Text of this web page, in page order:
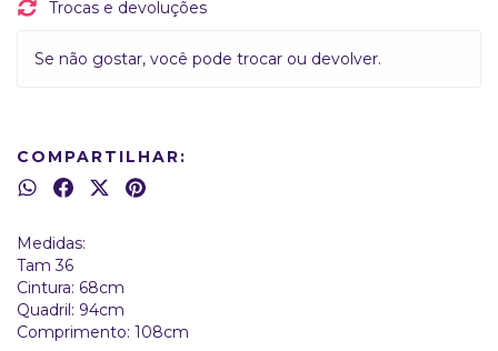
Trocas e devoluções
Se não gostar, você pode trocar ou devolver.
COMPARTILHAR:
Medidas:
Tam 36
Cintura: 68cm
Quadril: 94cm
Comprimento: 108cm